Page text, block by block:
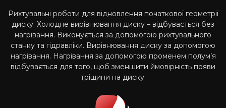
Рихтувальні роботи для відновлення початкової геометрії
диску. Холодне вирівнювання диску – відбувається без
нагрівання. Виконується за допомогою рихтувального
станку та гідравліки. Вирівнювання диску за допомогою
нагрівання. Нагрівання за допомогою променем полум’я
відбувається для того, щоб зменшити ймовірність появи
тріщини на диску.